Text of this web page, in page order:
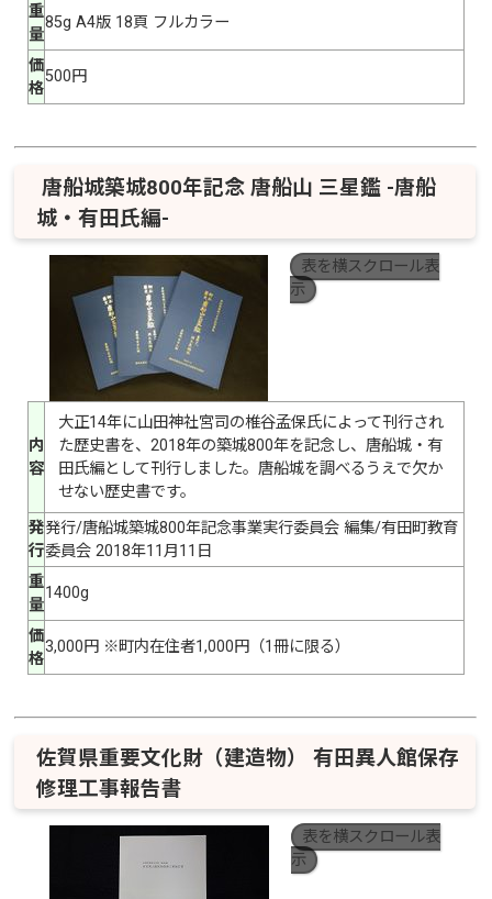
重
量
85g A4版 18頁 フルカラー
価
格
500円
唐船城築城800年記念 唐船山 三星鑑 -唐船
城・有田氏編-
表を横スクロール表
示
内
容
大正14年に山田神社宮司の椎谷孟保氏によって刊行され
た歴史書を、2018年の築城800年を記念し、唐船城・有
田氏編として刊行しました。唐船城を調べるうえで欠か
せない歴史書です。
発
行
発行/唐船城築城800年記念事業実行委員会 編集/有田町教育
委員会 2018年11月11日
重
量
1400g
価
格
3,000円 ※町内在住者1,000円（1冊に限る）
佐賀県重要文化財（建造物） 有田異人館保存
修理工事報告書
表を横スクロール表
示